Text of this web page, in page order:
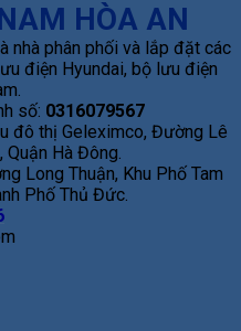
HÒA AN
nhà phân phối và lắp đặt các
điện Hyundai, bộ lưu điện
số: 0316079567
đô thị Geleximco, Đường Lê
Quận Hà Đông.
Long Thuận, Khu Phố Tam
Phố Thủ Đức.